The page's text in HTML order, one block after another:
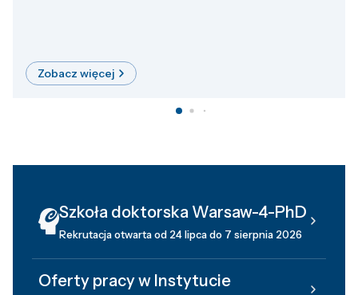
Zobacz więcej
Szkoła doktorska Warsaw-4-PhD
Rekrutacja otwarta od 24 lipca do 7 sierpnia 2026
Oferty pracy w Instytucie